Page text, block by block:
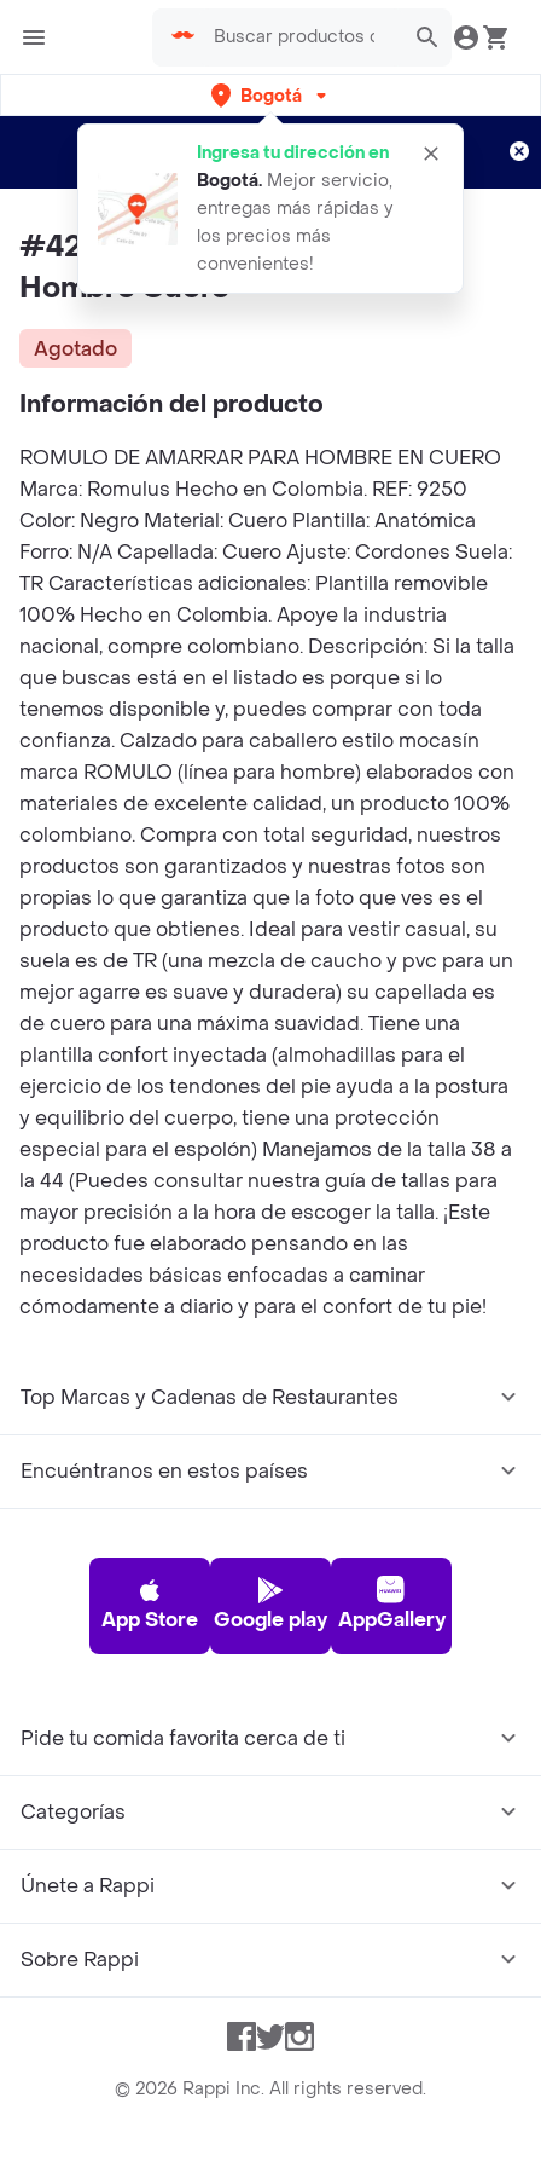
Bogotá
Ingresa tu dirección en
Bogotá. Mejor servicio,
entregas más rápidas y
los precios más
convenientes!
envíos gratis por semanas
Aplican TyC
#42 Zapato Romulo Amarrar
Hombre Cuero
Agotado
Información del producto
ROMULO DE AMARRAR PARA HOMBRE EN CUERO
Marca: Romulus Hecho en Colombia. REF: 9250
Color: Negro Material: Cuero Plantilla: Anatómica
Forro: N/A Capellada: Cuero Ajuste: Cordones Suela:
TR Características adicionales: Plantilla removible
100% Hecho en Colombia. Apoye la industria
nacional, compre colombiano. Descripción: Si la talla
que buscas está en el listado es porque si lo
tenemos disponible y, puedes comprar con toda
confianza. Calzado para caballero estilo mocasín
marca ROMULO (línea para hombre) elaborados con
materiales de excelente calidad, un producto 100%
colombiano. Compra con total seguridad, nuestros
productos son garantizados y nuestras fotos son
propias lo que garantiza que la foto que ves es el
producto que obtienes. Ideal para vestir casual, su
suela es de TR (una mezcla de caucho y pvc para un
mejor agarre es suave y duradera) su capellada es
de cuero para una máxima suavidad. Tiene una
plantilla confort inyectada (almohadillas para el
ejercicio de los tendones del pie ayuda a la postura
y equilibrio del cuerpo, tiene una protección
especial para el espolón) Manejamos de la talla 38 a
la 44 (Puedes consultar nuestra guía de tallas para
mayor precisión a la hora de escoger la talla. ¡Este
producto fue elaborado pensando en las
necesidades básicas enfocadas a caminar
cómodamente a diario y para el confort de tu pie!
Top Marcas y Cadenas de Restaurantes
Encuéntranos en estos países
App Store Google play AppGallery
Pide tu comida favorita cerca de ti
Categorías
Únete a Rappi
Sobre Rappi
Facebook
TwitterInstagram
© 2026 Rappi Inc. All rights reserved.